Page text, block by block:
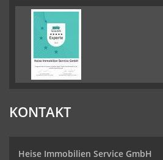
KONTAKT
Heise Immobilien Service GmbH